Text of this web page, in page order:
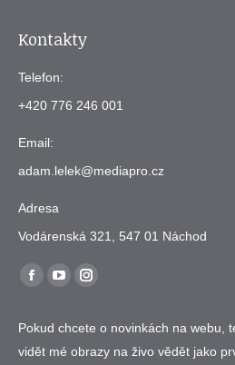
Kontakty
Telefon:
+420 776 246 001
Email:
adam.lelek@mediapro.cz
Adresa
Vodárenská 321, 547 01 Náchod
Find us on:
Facebook
opens
in
YouTube
opens
in
Instagram
opens
in
Pokud chcete o novinkách na webu,
vidět mé obrazy na živo vědět jako